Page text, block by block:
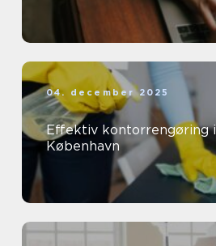
04. december 2025
Effektiv kontorrengøring
København